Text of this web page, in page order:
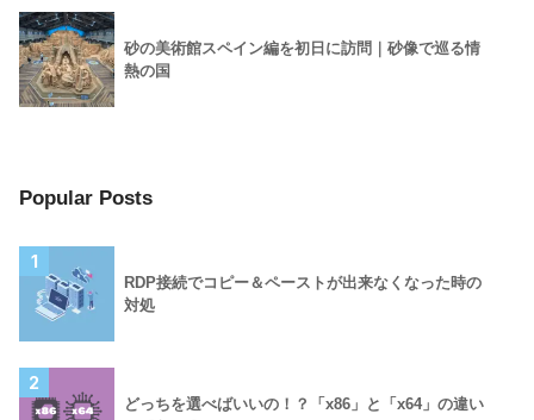
砂の美術館スペイン編を初日に訪問｜砂像で巡る情
熱の国
Popular Posts
1
RDP接続でコピー＆ペーストが出来なくなった時の
対処
2
どっちを選べばいいの！？「x86」と「x64」の違い